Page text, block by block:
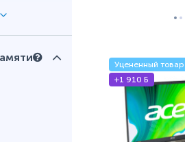
Уцененный товар
+1 910 Б